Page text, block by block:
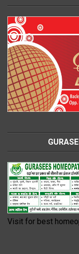
Visit for best